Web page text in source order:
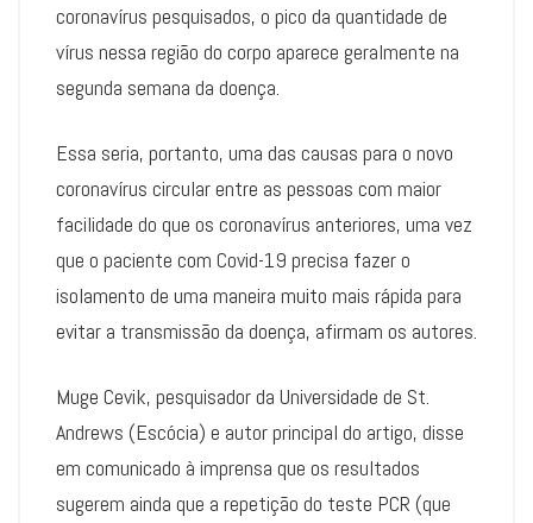
coronavírus pesquisados, o pico da quantidade de
vírus nessa região do corpo aparece geralmente na
segunda semana da doença.
Essa seria, portanto, uma das causas para o novo
coronavírus circular entre as pessoas com maior
facilidade do que os coronavírus anteriores, uma vez
que o paciente com Covid-19 precisa fazer o
isolamento de uma maneira muito mais rápida para
evitar a transmissão da doença, afirmam os autores.
Muge Cevik, pesquisador da Universidade de St.
Andrews (Escócia) e autor principal do artigo, disse
em comunicado à imprensa que os resultados
sugerem ainda que a repetição do teste PCR (que